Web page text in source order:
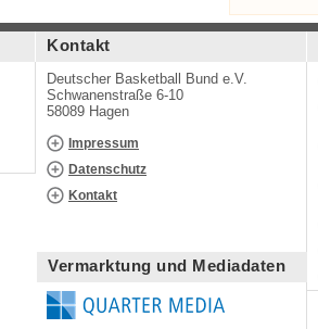
Kontakt
Deutscher Basketball Bund e.V.
Schwanenstraße 6-10
58089 Hagen
Impressum
Datenschutz
Kontakt
Vermarktung und Mediadaten